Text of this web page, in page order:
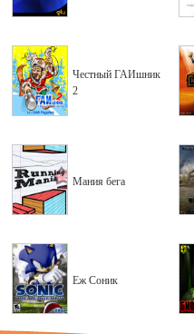
Честный ГАИшник
2
Мания бега
Еж Соник